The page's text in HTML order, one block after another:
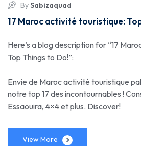
BySabizaquad
17 Maroc activité touristique:
Here’s a blog description for “17
Top Things to Do!”:
Envie de Maroc activité touristique
notre top 17 des incontournables !
Essaouira, 4×4 et plus. Discover!
View More